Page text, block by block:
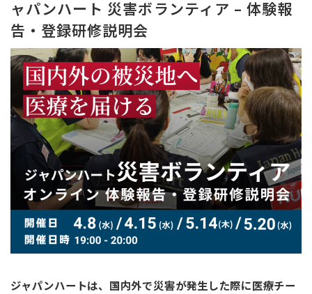
ャパンハート 災害ボランティア – 体験報
告・登録研修説明会
ジャパンハートは、国内外で災害が発生した際に医療チー